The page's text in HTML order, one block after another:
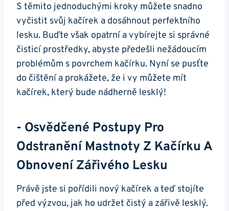
S těmito jednoduchými kroky můžete ‌snadno
vyčistit svůj kačírek a dosáhnout ‍perfektního
lesku. Buďte však opatrní a vybírejte si ⁣správné​
čisticí prostředky, abyste⁤ předešli nežádoucím​
problémům s povrchem kačírku. Nyní‍ se pusťte
do čištění a‍ prokážete, že i vy můžete mít
kačírek, který ‍bude ‌nádherně lesklý!
-⁤ Osvědčené Postupy Pro
Odstranění ‍mastnoty Z Kačírku A
Obnovení⁢ Zářivého Lesku
Právě jste si pořídili ⁤nový kačírek a teď⁢ stojíte
⁤před výzvou, jak ho udržet‍ čistý ‍a zářivě lesklý.